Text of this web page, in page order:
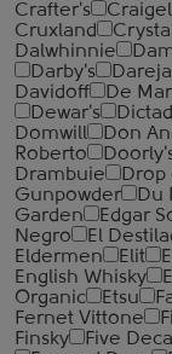
Crafter's
Cruxland
Dalwhinnie
Darby's
Davidoff
De
Dewar's
Domwill
Don
Roberto
Drambuie
Gunpowder
Du
Garden
Edgar
Negro
El
Eldermen
Elit
English Whisky
Organic
Etsu
Fernet Vittone
Finsky
Five